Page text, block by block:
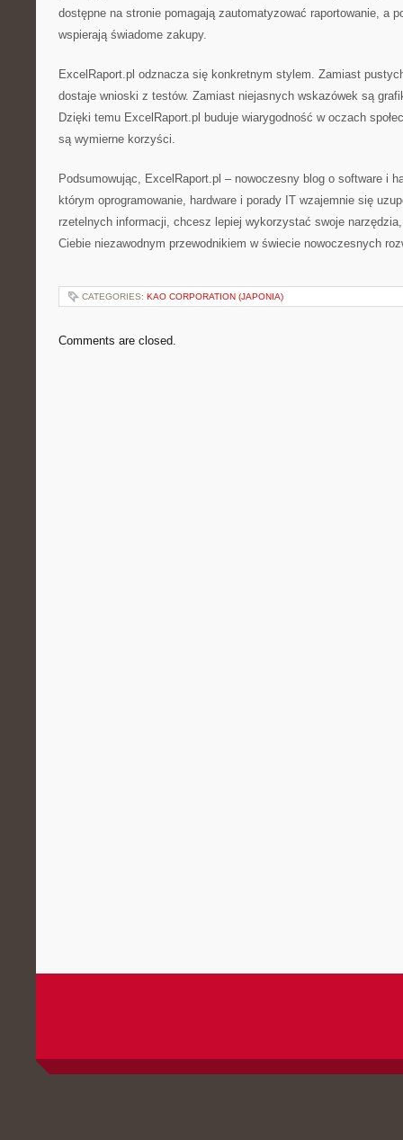
dostępne na stronie pomagają zautomatyzować raportowanie, a
wspierają świadome zakupy.
ExcelRaport.pl odznacza się konkretnym stylem. Zamiast
dostaje wnioski z testów. Zamiast niejasnych wskazówek są
Dzięki temu ExcelRaport.pl buduje wiarygodność w oczach
są wymierne korzyści.
Podsumowując, ExcelRaport.pl – nowoczesny blog o software i
którym oprogramowanie, hardware i porady IT wzajemnie się
rzetelnych informacji, chcesz lepiej wykorzystać swoje
Ciebie niezawodnym przewodnikiem w świecie nowoczesnych
CATEGORIES: KAO CORPORATION (JAPONIA)
Comments are closed.